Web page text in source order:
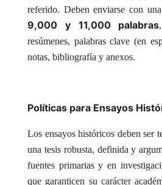
referido. Deben enviarse con
9,000 y 11,000 palabras
resúmenes, palabras clave (en
notas, bibliografía y anexos.
Políticas para Ensayos
Los ensayos históricos deben ser
una tesis robusta, definida y
fuentes primarias y en
que garanticen su carácter